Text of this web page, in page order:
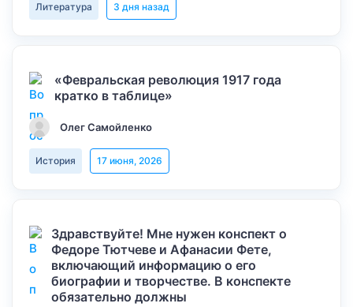
Литература 3 дня назад
«Февральская революция 1917 года
кратко в таблице»
Олег Самойленко
История 17 июня, 2026
Здравствуйте! Мне нужен конспект о
Федоре Тютчеве и Афанасии Фете,
включающий информацию о его
биографии и творчестве. В конспекте
обязательно должны